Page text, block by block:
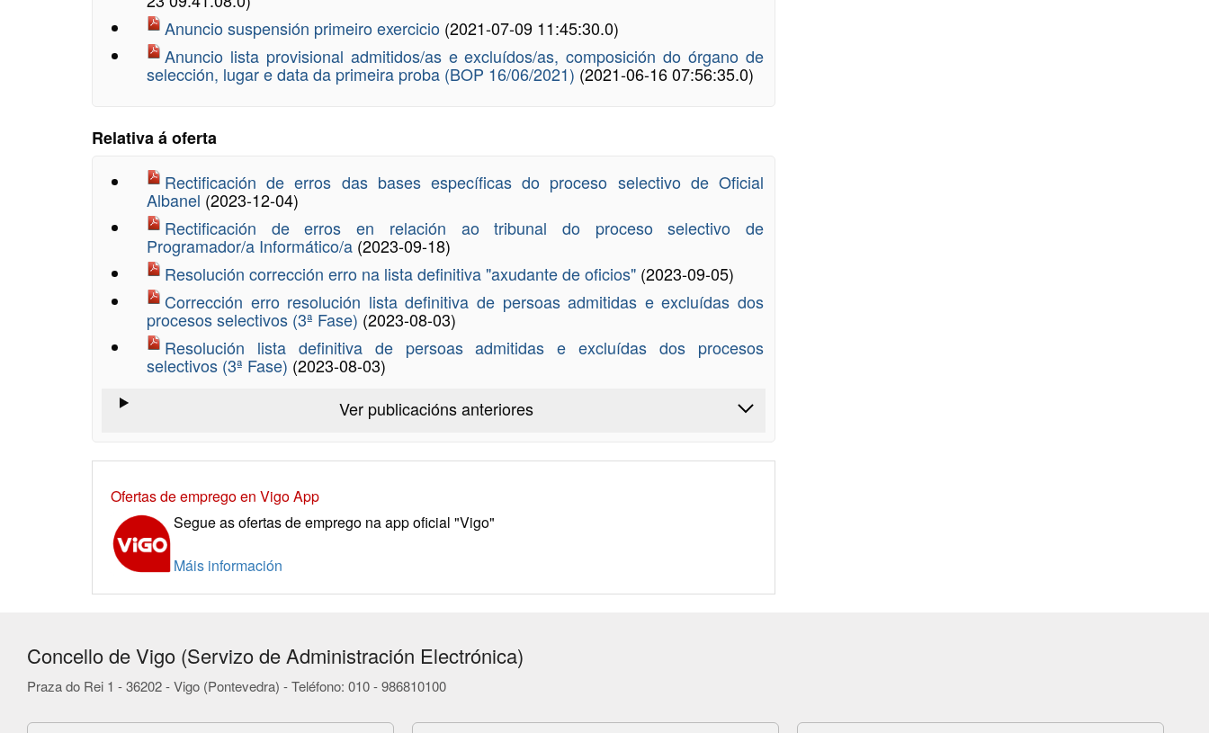
Anuncio suspensión primeiro exercicio (2021-07-09 11:45:30.0)
Anuncio lista provisional admitidos/as e excluídos/as, composición do órgano de
selección, lugar e data da primeira proba (BOP 16/06/2021) (2021-06-16 07:56:35.0)
Relativa á oferta
Rectificación de erros das bases específicas do proceso selectivo de Oficial
Albanel (2023-12-04)
Rectificación de erros en relación ao tribunal do proceso selectivo de
Programador/a Informático/a (2023-09-18)
Resolución corrección erro na lista definitiva "axudante de oficios" (2023-09-05)
Corrección erro resolución lista definitiva de persoas admitidas e excluídas dos
procesos selectivos (3ª Fase) (2023-08-03)
Resolución lista definitiva de persoas admitidas e excluídas dos procesos
selectivos (3ª Fase) (2023-08-03)
Ver publicacións anteriores
Ofertas de emprego en Vigo App
Segue as ofertas de emprego na app oficial "Vigo"
Máis información
Concello de Vigo (Servizo de Administración Electrónica)
Praza do Rei 1 - 36202 - Vigo (Pontevedra) - Teléfono: 010 - 986810100